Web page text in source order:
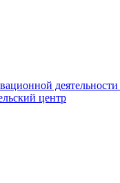
деятельности
центр